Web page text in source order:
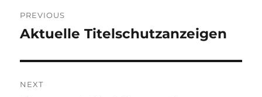
navigation
PREVIOUS
Previous
Aktuelle Titelschutzanzeigen
NEXT